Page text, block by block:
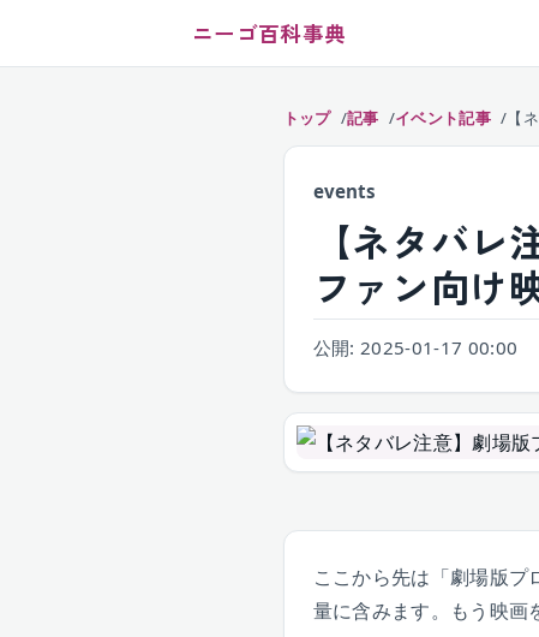
ニーゴ百科事典
トップ 記事 イベント記事 【
events
【ネタバ
ファン向け
公開:2025-01-17 00:00
ここから先は「劇場版
量に含みます。もう映画